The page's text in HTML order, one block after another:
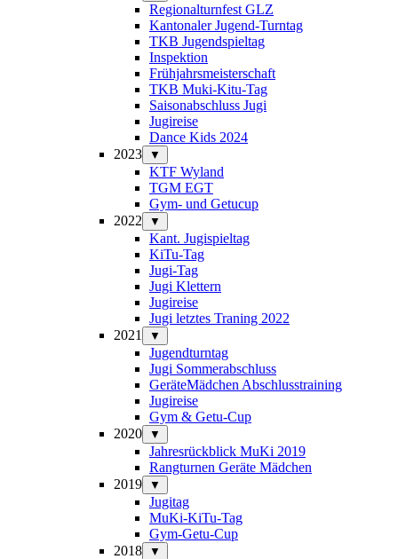
Regionalturnfest GLZ
Kantonaler Jugend-Turntag
TKB Jugendspieltag
Inspektion
Frühjahrsmeisterschaft
TKB Muki-Kitu-Tag
Saisonabschluss Jugi
Jugireise
Dance Kids 2024
2023
▼
KTF Wyland
TGM EGT
Gym- und Getucup
2022
▼
Kant. Jugispieltag
KiTu-Tag
Jugi-Tag
Jugi Klettern
Jugireise
Jugi letztes Traning 2022
2021
▼
Jugendturntag
Jugi Sommerabschluss
GeräteMädchen Abschlusstraining
Jugireise
Gym & Getu-Cup
2020
▼
Jahresrückblick MuKi 2019
Rangturnen Geräte Mädchen
2019
▼
Jugitag
MuKi-KiTu-Tag
Gym-Getu-Cup
2018
▼